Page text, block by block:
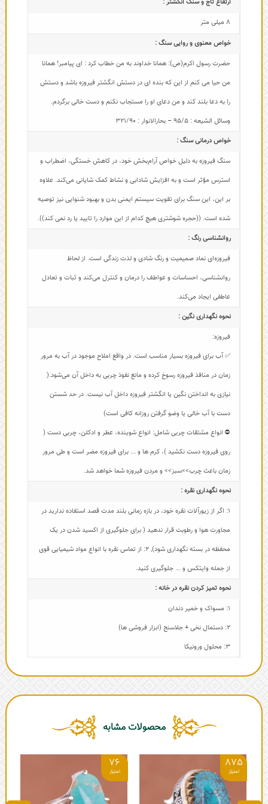
8 میلی متر
خواص معنوی و روایی سنگ :
حضرت رسول اکرم(ص): همانا خداوند به من خطاب کرد : ای پیامبر! همانا
من حیا می کنم از این که بنده ای در دستش انگشتر فیروزه باشد و دستش
را به دعا بلند کند و من دعای او را مستجاب نکنم و دست خالی برگردم.
وسائل الشیعه : 95/5 – بحارالانوار : 321/90
خواص درمانی سنگ :
سنگ فیروزه به دلیل خواص آرام‌بخش خود، در کاهش خستگی، اضطراب و
استرس مؤثر است و به افزایش شادابی و نشاط کمک شایانی می‌کند. علاوه
بر این، این سنگ برای تقویت سیستم ایمنی بدن و بهبود شنوایی نیز توصیه
شده است. ((حجره شوشتری هیچ کدام از این موارد را تایید یا رد نمی کند)).
روانشناسی رنگ :
فیروزه‌ای نماد صمیمیت و رنگ شادی و لذت زندگی است. از لحاظ
روانشناسی، احساسات و عواطف را درمان و کنترل می‌کند و ثبات و تعادل
عاطفی ایجاد می‌کند.
نحوه نگهداری نگین :
فیروزه:
✅ آب برای فیروزه بسیار مناسب است. در واقع املاح موجود در آب به مرور
زمان در منافذ فیروزه رسوخ کرده و مانع نفوذ چربی به داخل آن می‌شود.(
نیازی به انداختن نگین یا انگشتر فیروزه داخل آب نیست. در حد شستن
دست با آب خالی یا وضو گرفتن روزانه کافی است)
⛔ انواع مشتقات چربی شامل: انواع شوینده، عطر و ادکلن، چربی دست (
روی فیروزه دست نکشید )، کرم ها و ... برای فیروزه مضر است و طی مرور
زمان باعث چرب>>سبز>> و مردن فیروزه شما خواهد شد.
نحوه نگهداری نقره :
1: اگر از زیورآلات نقره خود، در بازه زمانی بلند مدت قصد استفاده ندارید در
مجاورت هوا و رطوبت قرار ندهید ( برای جلوگیری از اکسید شدن در یک
محفظه در بسته نگهداری شود), 2: از تماس نقره با انواع مواد شیمیایی قوی
از جمله وایتکس و ... جلوگیری کنید.
نحوه تمیز کردن نقره در خانه :
1: مسواک و خمیر دندان
2: دستمال نخی + جلاسنج (ابزار فروشی ها)
3: محلول ورونیکا
محصولات مشابه
875
76